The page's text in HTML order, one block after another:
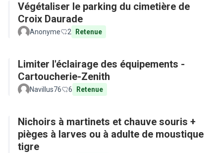
Végétaliser le parking du cimetière de
Croix Daurade
Anonyme 2 Retenue
Limiter l'éclairage des équipements -
Cartoucherie-Zenith
Navillus76 6 Retenue
Nichoirs à martinets et chauve souris +
pièges à larves ou à adulte de moustique
tigre